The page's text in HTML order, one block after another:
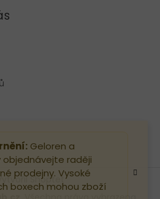
Geloren a
raději
prodejny. Vysoké
boxech mohou zboží
Shoptet